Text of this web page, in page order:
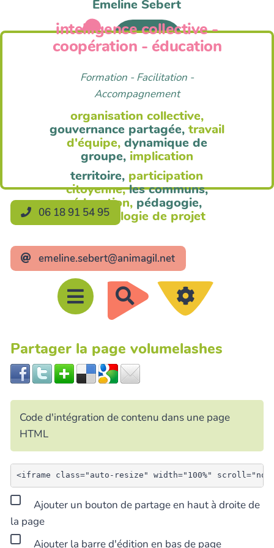
R
e
h
e
r
c
h
r
Anim'Agil
Emeline Sebert
intelligence collective -
coopération - éducation
Formation - Facilitation -
Accompagnement
organisation collective,
gouvernance partagée, travail
d'équipe, dynamique de
groupe, implication
territoire, participation
citoyenne, les communs,
éducation, pédagogie,
méthodologie de projet
06 18 91 54 95
emeline.sebert@animagil.net
Partager la page volumelashes
Code d'intégration de contenu dans une page
HTML
Ajouter un bouton de partage en haut à droite de
la page
Ajouter la barre d'édition en bas de page